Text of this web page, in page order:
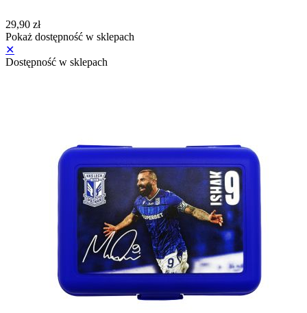
29,90 zł
Pokaż dostępność w sklepach
✕
Dostępność w sklepach